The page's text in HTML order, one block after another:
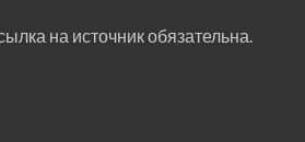
на источник обязательна.